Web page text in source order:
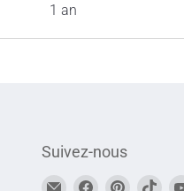
1 an
Suivez-nous
Trouvez-Trouvez-Trouvez-